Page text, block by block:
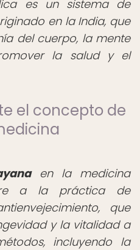
es un sistema de
en la India, que
del cuerpo, la mente
la salud y el
el concepto de
en la medicina
a la práctica de
que
y la vitalidad a
incluyendo la